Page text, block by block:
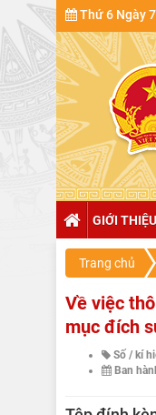
Thứ 6 Ngày
GIỚI THIỆU
Trang chủ
Về việc
mục đích
Số / kí
Ban